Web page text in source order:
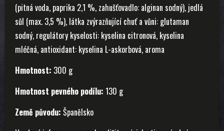
(pitná voda, paprika 2,1 %, zahušťovadlo: alginan sodný), jedlá
sůl (max. 3,5 %), látka zvýrazňující chuť a vůni: glutaman
sodný, regulátory kyselosti: kyselina citronová, kyselina
mléčná, antioxidant: kyselina L-askorbová, aroma
Hmotnost: 300 g
Hmotnost pevného podílu: 130 g
Země původu: Španělsko